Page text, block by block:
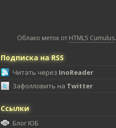
Облако меток от HTML5 Cumulus.
Подписка на RSS
Читать через InoReader
Зафолловить на Twitter
Ссылки
Блог ЮБ